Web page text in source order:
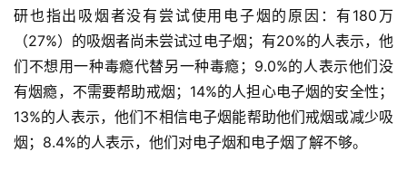
讯
电
子
烟
百
科
研也指出吸烟者没有尝试使用电子烟的原因：有180万
（27%）的吸烟者尚未尝试过电子烟；有20%的人表示，他
们不想用一种毒瘾代替另一种毒瘾；9.0%的人表示他们没
有烟瘾，不需要帮助戒烟；14%的人担心电子烟的安全性；
13%的人表示，他们不相信电子烟能帮助他们戒烟或减少吸
烟；8.4%的人表示，他们对电子烟和电子烟了解不够。